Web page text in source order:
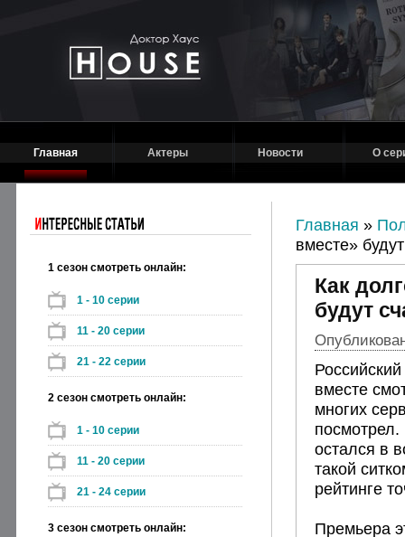
Главная Актеры Новости О
1 сезон смотреть онлайн:
1 - 10 серии
11 - 20 серии
21 - 22 серии
2 сезон смотреть онлайн:
1 - 10 серии
11 - 20 серии
21 - 24 серии
3 сезон смотреть онлайн:
Главная »
вместе»
Как
будут
вместе
многих
посмотрел.
остался в
такой
рейтинге
Премьера